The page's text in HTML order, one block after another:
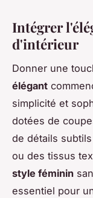
Intégrer
d'intérieur
Donner une
élégant
simplicité et
dotées de
de détails
ou des tissus
style féminin
essentiel pour